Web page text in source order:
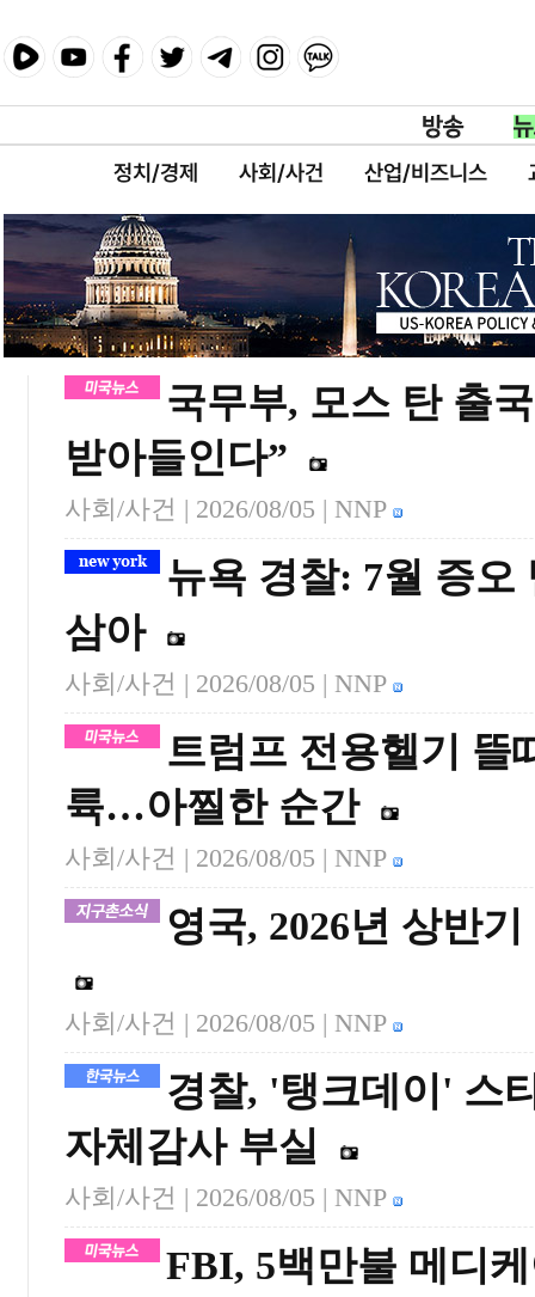
정치/경제 사회/사건 산업/비즈니스
국무부, 모스 탄 출
받아들인다”
사회/사건 | 2026/08/05 | NNP
뉴욕 경찰: 7월 증오
삼아
사회/사건 | 2026/08/05 | NNP
트럼프 전용헬기 뜰
륙…아찔한 순간
사회/사건 | 2026/08/05 | NNP
영국, 2026년 상반
사회/사건 | 2026/08/05 | NNP
경찰, '탱크데이' 스
자체감사 부실
사회/사건 | 2026/08/05 | NNP
FBI, 5백만불 메디